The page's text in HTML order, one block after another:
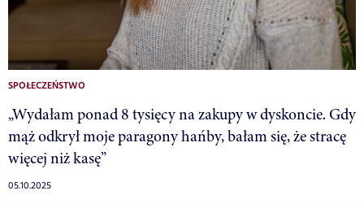
SPOŁECZEŃSTWO
„Wydałam ponad 8 tysięcy na zakupy w dyskoncie. Gdy
mąż odkrył moje paragony hańby, bałam się, że stracę
więcej niż kasę”
05.10.2025